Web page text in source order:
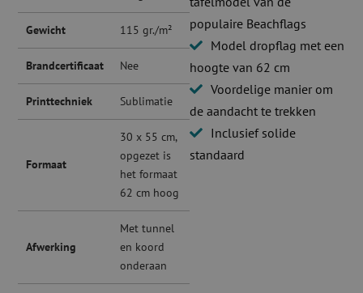
populaire Beachflags
Model dropflag met een
hoogte van 62 cm
Voordelige manier om
de aandacht te trekken
Inclusief solide
standaard
Gewicht 115 gr./m²
Brandcertificaat Nee
Printtechniek Sublimatie
Formaat
30 x 55 cm,
opgezet is
het formaat
62 cm hoog
Afwerking
Met tunnel
en koord
onderaan